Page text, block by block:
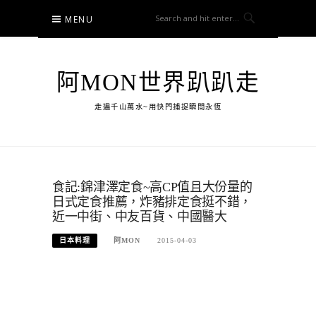
content
MENU
阿MON世界趴趴走
走遍千山萬水~用快門捕捉瞬間永恆
食記:錦津澤定食~高CP值且大份量的
日式定食推薦，炸豬排定食挺不錯，
近一中街、中友百貨、中國醫大
日本料理 阿MON 2015-04-03